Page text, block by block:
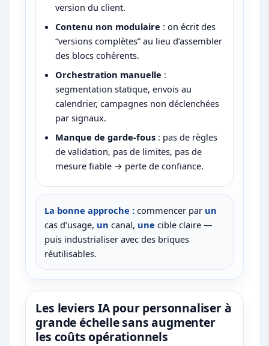
version du client.
Contenu non modulaire : on écrit des
“versions complètes” au lieu d’assembler
des blocs cohérents.
Orchestration manuelle :
segmentation statique, envois au
calendrier, campagnes non déclenchées
par signaux.
Manque de garde-fous : pas de règles
de validation, pas de limites, pas de
mesure fiable → perte de confiance.
La bonne approche : commencer par un
cas d’usage, un canal, une cible claire —
puis industrialiser avec des briques
réutilisables.
Les leviers IA pour personnaliser à
grande échelle sans augmenter
les coûts opérationnels